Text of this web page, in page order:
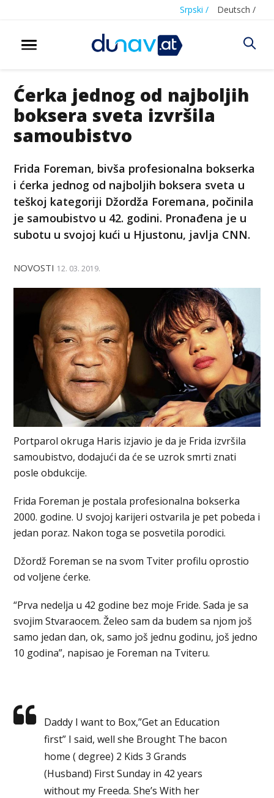
Srpski / Deutsch /
Ćerka jednog od najboljih
boksera sveta izvršila
samoubistvo
Frida Foreman, bivša profesionalna bokserka
i ćerka jednog od najboljih boksera sveta u
teškoj kategoriji Džordža Foremana, počinila
je samoubistvo u 42. godini. Pronađena je u
subotu u svojoj kući u Hjustonu, javlja CNN.
NOVOSTI 12. 03. 2019.
Portparol okruga Haris izjavio je da je Frida izvršila
samoubistvo, dodajući da će se uzrok smrti znati
posle obdukcije.
Frida Foreman je postala profesionalna bokserka
2000. godine. U svojoj karijeri ostvarila je pet pobeda i
jedan poraz. Nakon toga se posvetila porodici.
Džordž Foreman se na svom Tviter profilu oprostio
od voljene ćerke.
“Prva nedelja u 42 godine bez moje Fride. Sada je sa
svojim Stvaraocem. Želeo sam da budem sa njom još
samo jedan dan, ok, samo još jednu godinu, još jedno
10 godina”, napisao je Foreman na Tviteru.
Daddy I want to Box,”Get an Education
first” I said, well she Brought The bacon
home ( degree) 2 Kids 3 Grands
(Husband) First Sunday in 42 years
without my Freeda. She’s With her